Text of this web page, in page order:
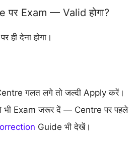
पर Exam — Valid होगा?
ही देना होगा।
गलत लगे तो जल्दी Apply करें।
भी Exam जरूर दें — Centre पर पहले
Guide भी देखें।